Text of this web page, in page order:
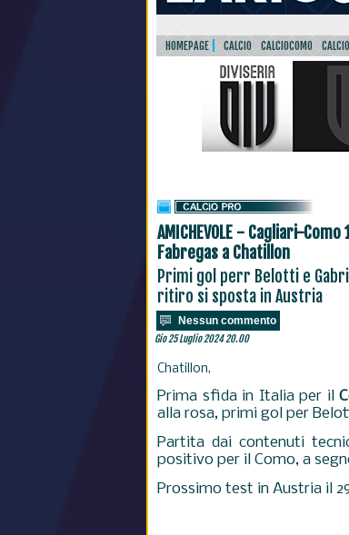
HOMEPAGE
CALCIO CALCIOCOMO
AMICHEVOLE - Cagliari-
Fabregas a Chatillon
Primi gol perr Belotti e
ritiro si sposta in Austria
Nessun commento
Gio 25 Luglio 2024 20.00
Chatillon,
Prima sfida in Italia per il
alla rosa, primi gol per
Partita dai contenuti
positivo per il Como, a
Prossimo test in Austria il